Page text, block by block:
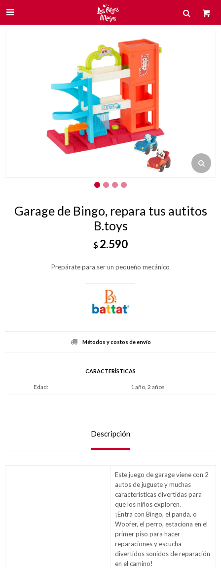

Garage de Bingo, repara tus autitos
B.toys
$2.590
Prepárate para ser un pequeño mecánico
Métodos y costos de envío
CARACTERÍSTICAS
Edad 1 año, 2 años
Descripción
Este juego de garage viene con 2
autos de juguete y muchas
características divertidas para
que los niños exploren.
¡Entra con Bingo, el panda, o
Woofer, el perro, estaciona en el
primer piso para hacer
reparaciones y escucha
divertidos sonidos de reparación
en el camino!